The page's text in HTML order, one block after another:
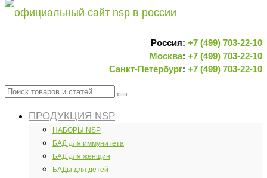
Россия: +7 (499) 703-22-10
Москва: +7 (499) 703-22-10
Санкт-Петербург: +7 (499) 703-22-10
Поиск
ПРОДУКЦИЯ NSP
НАБОРЫ NSP
БАД для иммунитета
БАД для женщин
БАДы для детей